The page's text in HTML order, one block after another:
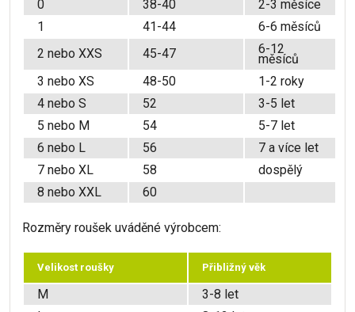
0 38-40
2-3 měsíce
1
41-44
6-6 měsíců
2 nebo XXS
45-47 6-12
měsíců
3 nebo XS
48-50
1-2 roky
4 nebo S
52
3-5 let
5 nebo M
54
5-7 let
6 nebo L
56
7 a více let
7 nebo XL
58
dospělý
8 nebo XXL
60
Rozměry roušek uváděné výrobcem:
Velikost roušky Přibližný věk
M
3-8 let